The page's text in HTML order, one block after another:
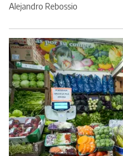
Alejandro Rebossio